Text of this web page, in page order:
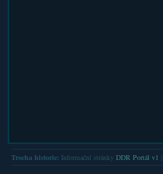
Trocha historie: Informační stránky DDR Portál v1